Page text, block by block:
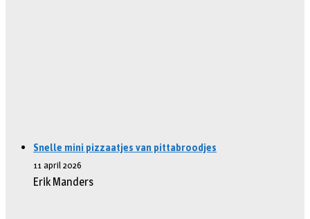
Snelle mini pizzaatjes van pittabroodjes
11 april 2026
Erik Manders